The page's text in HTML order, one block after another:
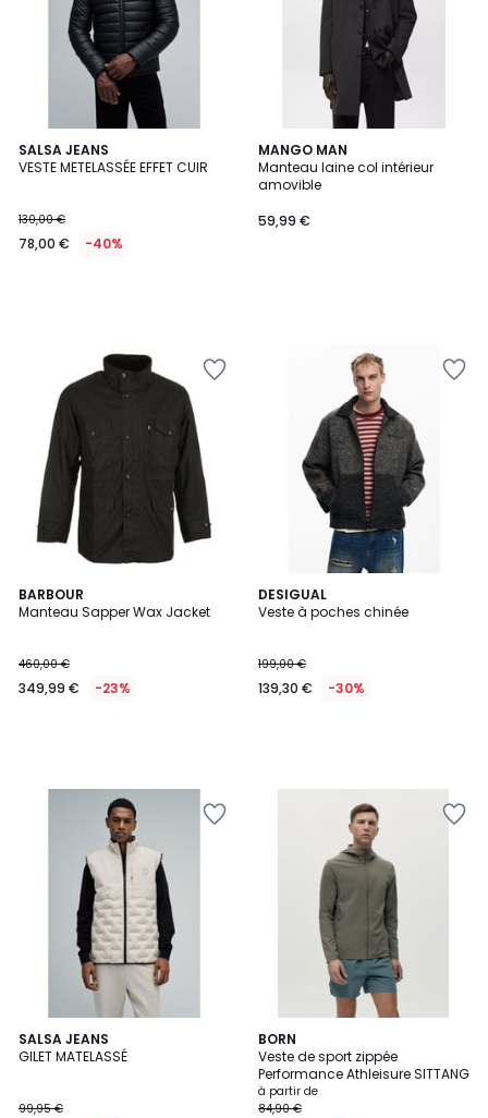
SALSA JEANS
VESTE METELASSÉE EFFET CUIR
130,00 €
78,00 € -40%
MANGO MAN
Manteau laine col intérieur
amovible
59,99 €
BARBOUR
Manteau Sapper Wax Jacket
460,00 €
349,99 € -23%
DESIGUAL
Veste à poches chinée
199,00 €
139,30 € -30%
SALSA JEANS
GILET MATELASSÉ
99,95 €
2
Couleurs
BORN
Veste de sport zippée
Performance Athleisure SITTANG
à partir de
84,90 €
3
Couleurs